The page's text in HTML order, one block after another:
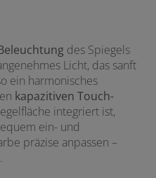
des Spiegels
Licht, das sanft
ein harmonisches
kapazitiven Touch-
integriert ist,
ein- und
präzise anpassen –